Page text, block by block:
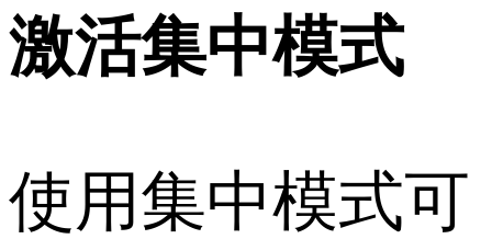
激活集中模式
使用集中模式可